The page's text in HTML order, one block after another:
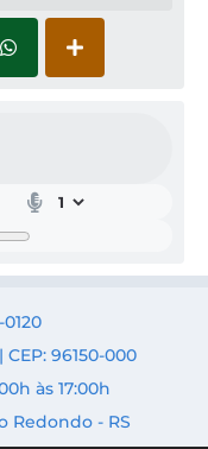
96150-000
às 17:00h
Redondo - RS